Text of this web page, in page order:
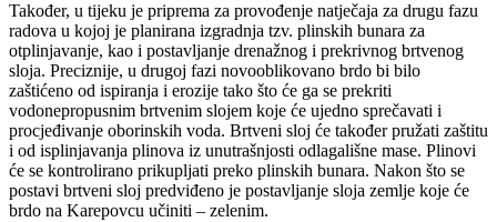
Također, u tijeku je priprema za provođenje natječaja za drugu fazu
radova u kojoj je planirana izgradnja tzv. plinskih bunara za
otplinjavanje, kao i postavljanje drenažnog i prekrivnog brtvenog
sloja. Preciznije, u drugoj fazi novooblikovano brdo bi bilo
zaštićeno od ispiranja i erozije tako što će ga se prekriti
vodonepropusnim brtvenim slojem koje će ujedno sprečavati i
procjeđivanje oborinskih voda. Brtveni sloj će također pružati zaštitu
i od isplinjavanja plinova iz unutrašnjosti odlagališne mase. Plinovi
će se kontrolirano prikupljati preko plinskih bunara. Nakon što se
postavi brtveni sloj predviđeno je postavljanje sloja zemlje koje će
brdo na Karepovcu učiniti – zelenim.